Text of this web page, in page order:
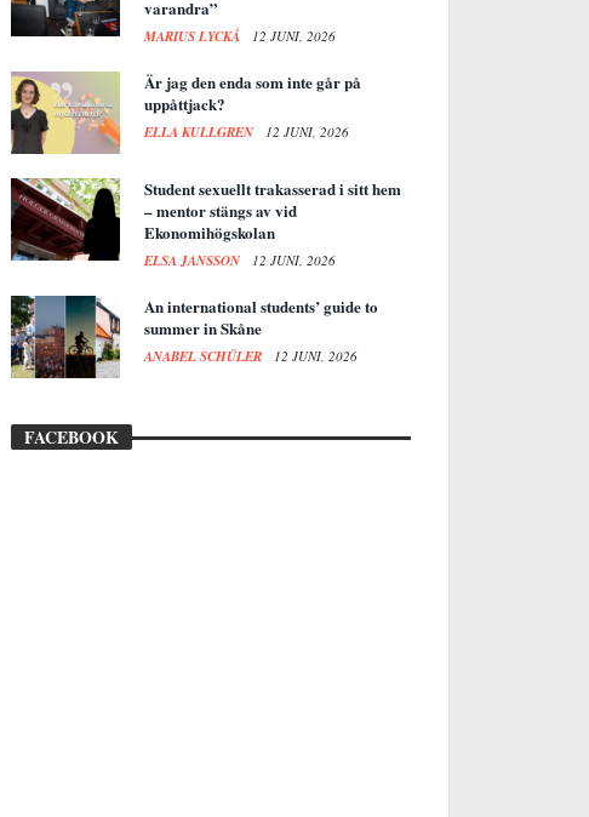
varandra”
MARIUS LYCKÅ 12 JUNI, 2026
Är jag den enda som inte går på
uppåttjack?
ELLA KULLGREN 12 JUNI, 2026
Student sexuellt trakasserad i sitt hem
– mentor stängs av vid
Ekonomihögskolan
ELSA JANSSON 12 JUNI, 2026
An international students’ guide to
summer in Skåne
ANABEL SCHÜLER 12 JUNI, 2026
FACEBOOK